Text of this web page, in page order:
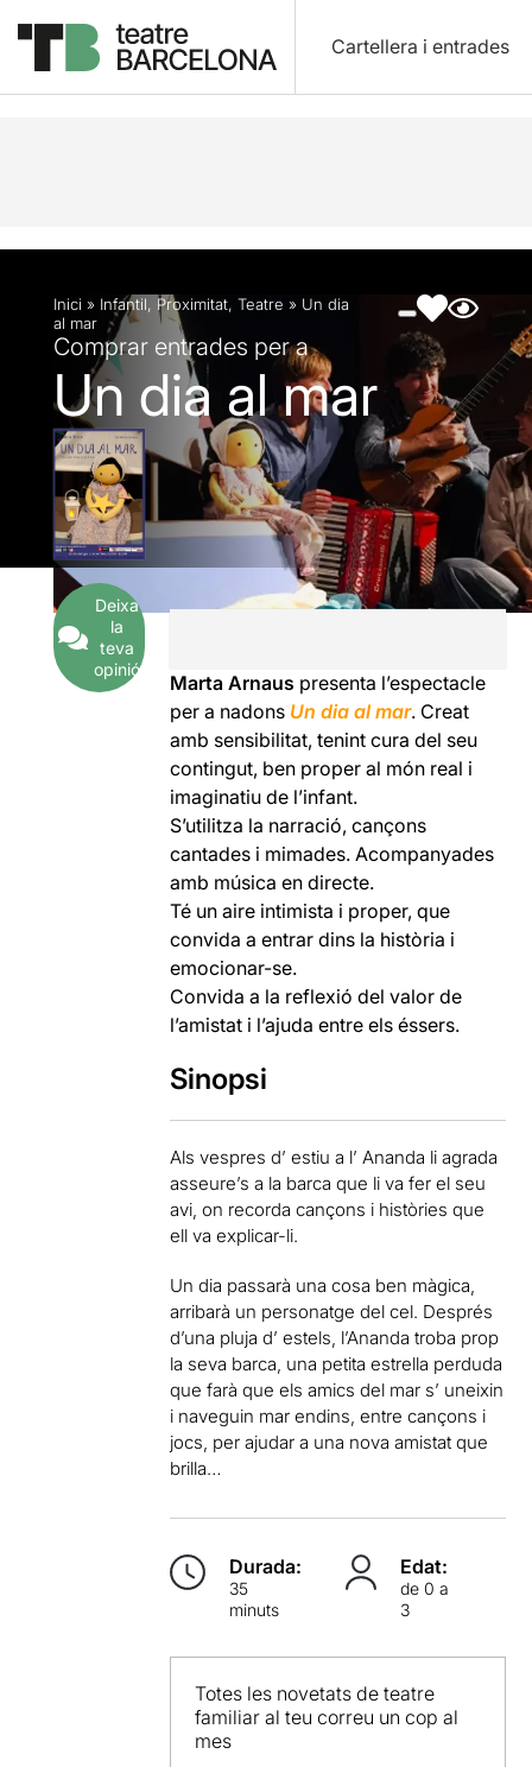
Cartellera i entrades
Descripció Fitxa artística Fotos i vídeos
Inici » Infantil, Proximitat, Teatre » Un dia
al mar
Comprar entrades per a
Un dia al mar
Deixa
la
teva
opinió
Marta Arnaus presenta l’espectacle
per a nadons Un dia al mar. Creat
amb sensibilitat, tenint cura del seu
contingut, ben proper al món real i
imaginatiu de l’infant.
S’utilitza la narració, cançons
cantades i mimades. Acompanyades
amb música en directe.
Té un aire intimista i proper, que
convida a entrar dins la història i
emocionar-se.
Convida a la reflexió del valor de
l’amistat i l’ajuda entre els éssers.
Sinopsi
Als vespres d’ estiu a l’ Ananda li agrada
asseure’s a la barca que li va fer el seu
avi, on recorda cançons i històries que
ell va explicar-li.
Un dia passarà una cosa ben màgica,
arribarà un personatge del cel. Després
d’una pluja d’ estels, l’Ananda troba prop
la seva barca, una petita estrella perduda
que farà que els amics del mar s’ uneixin
i naveguin mar endins, entre cançons i
jocs, per ajudar a una nova amistat que
brilla…
Durada:
35
minuts
Edat:
de 0 a
3
Totes les novetats de teatre
familiar al teu correu un cop al
mes